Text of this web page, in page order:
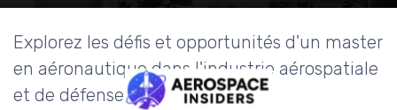
Explorez les défis et opportunités d'un master
en aéronautique dans l'industrie aérospatiale
et de défense.